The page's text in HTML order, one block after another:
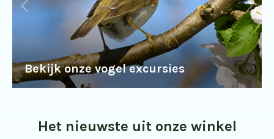
Bekijk onze vogel excursies
Het nieuwste uit onze winkel